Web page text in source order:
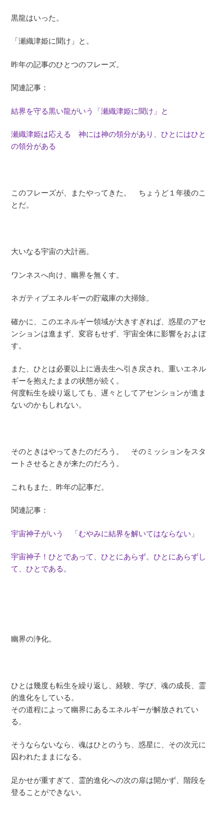
黒龍はいった。
「瀬織津姫に聞け」と。
昨年の記事のひとつのフレーズ。
関連記事：
結界を守る黒い龍がいう「瀬織津姫に聞け」と
瀬織津姫は応える 神には神の領分があり、ひとにはひと
の領分がある
このフレーズが、またやってきた。 ちょうど１年後のこ
とだ。
大いなる宇宙の大計画。
ワンネスへ向け、幽界を無くす。
ネガティブエネルギーの貯蔵庫の大掃除。
確かに、このエネルギー領域が大きすぎれば、惑星のアセ
ンションは進まず、変容もせず、宇宙全体に影響をおよぼ
す。
また、ひとは必要以上に過去生へ引き戻され、重いエネル
ギーを抱えたままの状態が続く。
何度転生を繰り返しても、遅々としてアセンションが進ま
ないのかもしれない。
そのときはやってきたのだろう。 そのミッションをスタ
ートさせるときが来たのだろう。
これもまた、昨年の記事だ。
関連記事：
宇宙神子がいう 「むやみに結界を解いてはならない」
宇宙神子！ひとであって、ひとにあらず。ひとにあらずし
て、ひとである。
幽界の浄化。
ひとは幾度も転生を繰り返し、経験、学び、魂の成長、霊
的進化をしている。
その道程によって幽界にあるエネルギーが解放されてい
る。
そうならないなら、魂はひとのうち、惑星に、その次元に
囚われたままになる。
足かせが重すぎて、霊的進化への次の扉は開かず、階段を
登ることができない。